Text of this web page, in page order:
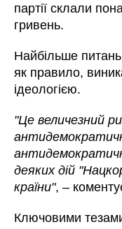
партії склали
гривень.
Найбільше
як правило,
ідеологією.
"Це величезний
деяких дій
країни", –
Ключовими тезами